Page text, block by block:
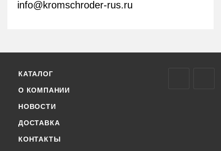
info@kromschroder-rus.ru
КАТАЛОГ
О КОМПАНИИ
НОВОСТИ
ДОСТАВКА
КОНТАКТЫ